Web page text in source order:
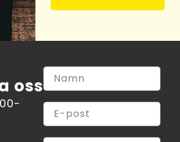
oss